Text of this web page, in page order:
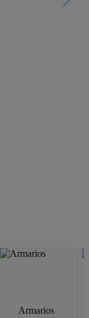
Armarios